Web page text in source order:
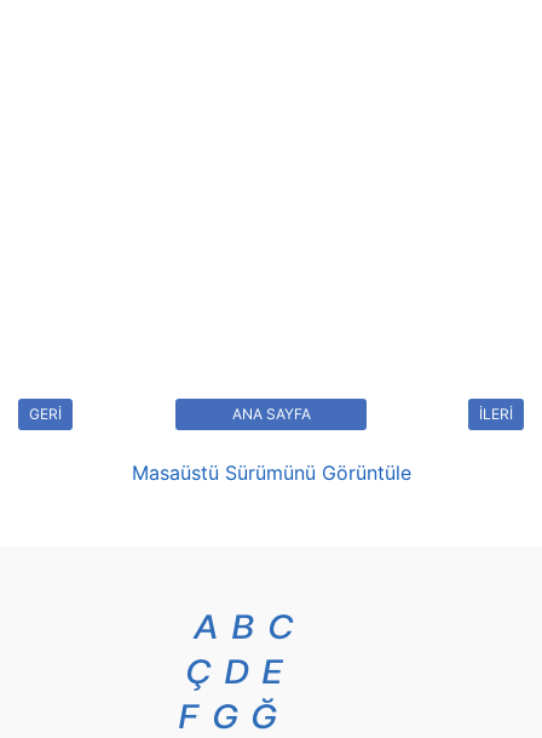
GERİ İLERİ
ANA SAYFA
Masaüstü Sürümünü Görüntüle
A B C
Ç D E
F G Ğ